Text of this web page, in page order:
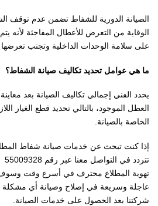
الصيانة الدورية للشفاط تضمن عدم توقف
الوقاية من التعرض للأعطال المفاجئة لأنه
على سلامة الوحدات الداخلية وتجنب تعرضها
ما هي عوامل تحديد تكاليف صيانة الشفاط؟
يحدد الفني إجمالي تكاليف الصيانة بعد
العطل الموجود، بالتالي تحديد قطع الغيار
الخاصة بالصيانة.
إذا كنت تبحث عن خدمات صيانة شفاط
تهوية المطلاع محترف في أسرع وقت
عاجلة وسريعة في إصلاح وصيانة أي
شركتنا بعد الحصول على خدمات الصيانة.